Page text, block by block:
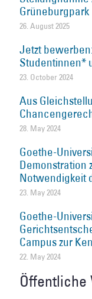
Grüneburgpark
26. August 2025
Jetzt
Studentinnen*
23. October 2024
Aus
28. May 2024
Goethe-
Demonstration
Notwendigkeit
23. May 2024
Goethe-
Campus zur
22. May 2024
Öffentliche